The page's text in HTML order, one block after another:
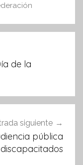
de la
siguiente
pública